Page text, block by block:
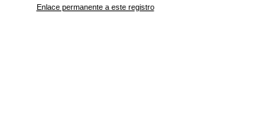
Enlace permanente a este registro